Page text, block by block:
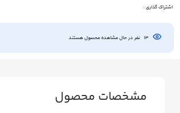
اشتراک گذاری :
13 نفر در حال مشاهده محصول هستند
مشخصات محصول